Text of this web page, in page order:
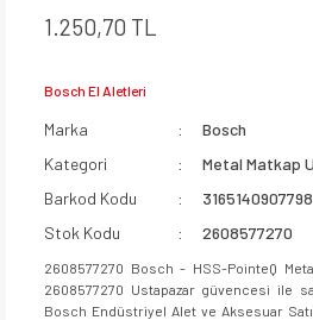
1.250,70 TL
Bosch El Aletleri
Marka
Bosch
Kategori
Metal Matkap
Barkod Kodu
3165140907798
Stok Kodu
2608577270
2608577270 Bosch - HSS-PointeQ
2608577270 Ustapazar güvencesi ile
Bosch Endüstriyel Alet ve Aksesuar